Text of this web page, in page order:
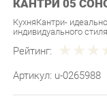
КухняКантри-
Рейтинг:
Артикул: u-0265988